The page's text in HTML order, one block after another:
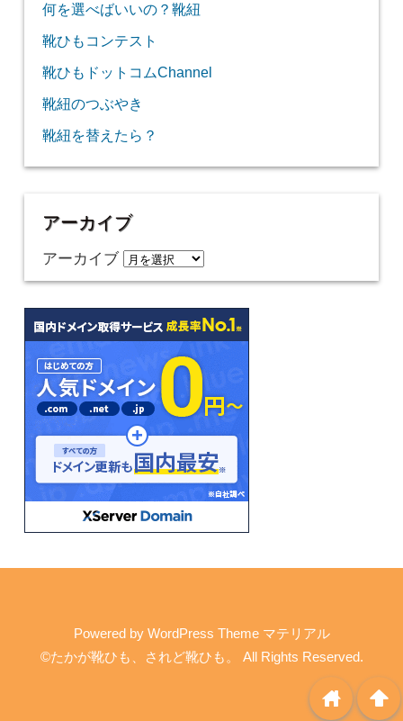
何を選べばいいの？靴紐
靴ひもコンテスト
靴ひもドットコムChannel
靴紐のつぶやき
靴紐を替えたら？
アーカイブ
アーカイブ
Powered by WordPress Theme マテリアル
©たかが靴ひも、されど靴ひも。
All Rights Reserved.
arrowup
home